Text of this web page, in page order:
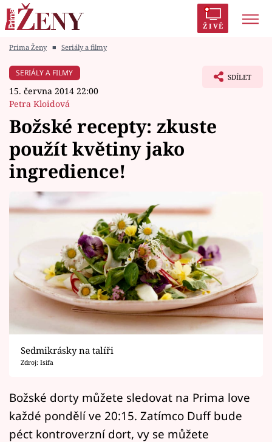
ŽIVĚ
Módní alarm
Témata
Celebrity
Vztahy
Horoskopy
Sledujte prima+
Filmový festival Karlovy Vary
Pořady
Mámy sobě
Přihlášení
Prima Ženy ■ Seriály a filmy
SERIÁLY A FILMY
15. června 2014 22:00
Petra Kloidová
SDÍLET
Božské recepty: zkuste
použít květiny jako
ingredience!
Sedmikrásky na talíři
Zdroj: Isifa
Božské dorty můžete sledovat na Prima love
každé pondělí ve 20:15. Zatímco Duff bude
péct kontroverzní dort, vy se můžete